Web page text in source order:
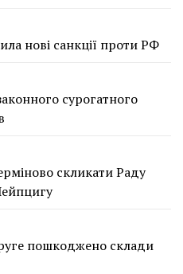
нові санкції проти РФ
сурогатного
скликати Раду
пошкоджено склади